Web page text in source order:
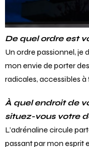
De quel ordre est
Un ordre passionnel, je
mon envie de porter
radicales, accessibles à
À quel endroit de
situez-vous votre
L’adrénaline circule
passant par mon esprit